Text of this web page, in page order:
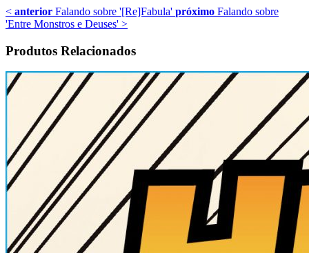
< anterior Falando sobre '[Re]Fabula' próximo Falando sobre
'Entre Monstros e Deuses' >
Produtos Relacionados